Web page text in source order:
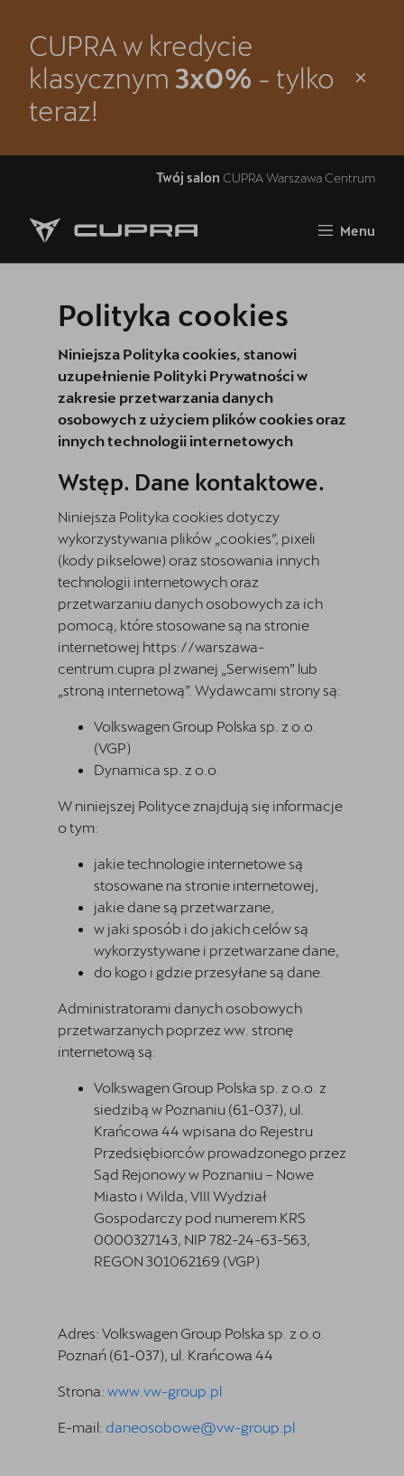
CUPRA w kredycie
klasycznym 3x0% - tylko
teraz!
Twój salon CUPRA Warszawa Centrum
Menu
Strona główna
Jazda próbna CUPRĄ
Finansowanie
Oryginalne części zamienne
Akcesoria CUPRA
CUPRA for business
Umów jazdę próbną przez Booksy!
Kontakt
Polityka cookies
Niniejsza Polityka cookies, stanowi
uzupełnienie Polityki Prywatności w
zakresie przetwarzania danych
osobowych z użyciem plików cookies oraz
innych technologii internetowych
Wstęp. Dane kontaktowe.
Niniejsza Polityka cookies dotyczy
wykorzystywania plików „cookies”, pixeli
(kody pikselowe) oraz stosowania innych
technologii internetowych oraz
przetwarzaniu danych osobowych za ich
pomocą, które stosowane są na stronie
internetowej https://warszawa-
centrum.cupra.pl zwanej „Serwisem” lub
„stroną internetową”. Wydawcami strony są:
Volkswagen Group Polska sp. z o.o.
(VGP)
Dynamica sp. z o.o.
W niniejszej Polityce znajdują się informacje
o tym:
jakie technologie internetowe są
stosowane na stronie internetowej,
jakie dane są przetwarzane,
w jaki sposób i do jakich celów są
wykorzystywane i przetwarzane dane,
do kogo i gdzie przesyłane są dane.
Administratorami danych osobowych
przetwarzanych poprzez ww. stronę
internetową są:
Volkswagen Group Polska sp. z o.o. z
siedzibą w Poznaniu (61-037), ul.
Krańcowa 44 wpisana do Rejestru
Przedsiębiorców prowadzonego przez
Sąd Rejonowy w Poznaniu – Nowe
Miasto i Wilda, VIII Wydział
Gospodarczy pod numerem KRS
0000327143, NIP 782-24-63-563,
REGON 301062169 (VGP)
Adres: Volkswagen Group Polska sp. z o.o.
Poznań (61-037), ul. Krańcowa 44
Strona: www.vw-group.pl
E-mail: daneosobowe@vw-group.pl